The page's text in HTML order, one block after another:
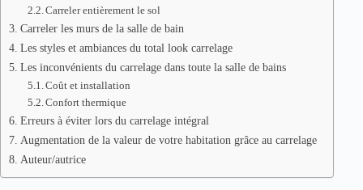
Carreler entièrement le sol
Carreler les murs de la salle de bain
Les styles et ambiances du total look carrelage
Les inconvénients du carrelage dans toute la salle de bains
Coût et installation
Confort thermique
Erreurs à éviter lors du carrelage intégral
Augmentation de la valeur de votre habitation grâce au carrelage
Auteur/autrice